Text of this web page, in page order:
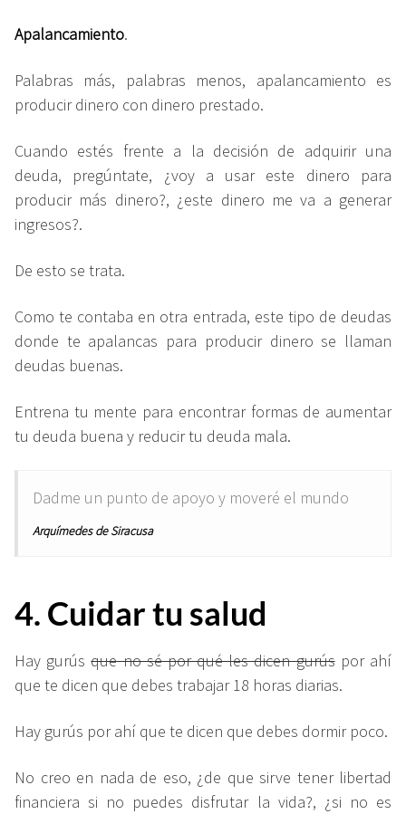
Apalancamiento.
Palabras más, palabras menos, apalancamiento es
producir dinero con dinero prestado.
Cuando estés frente a la decisión de adquirir una
deuda, pregúntate, ¿voy a usar este dinero para
producir más dinero?, ¿este dinero me va a generar
ingresos?.
De esto se trata.
Como te contaba en otra entrada, este tipo de deudas
donde te apalancas para producir dinero se llaman
deudas buenas.
Entrena tu mente para encontrar formas de aumentar
tu deuda buena y reducir tu deuda mala.
Dadme un punto de apoyo y moveré el mundo
Arquímedes de Siracusa
4. Cuidar tu salud
Hay gurúsque no sé por qué les dicen gurúspor ahí
que te dicen que debes trabajar 18 horas diarias.
Hay gurús por ahí que te dicen que debes dormir poco.
No creo en nada de eso, ¿de que sirve tener libertad
financiera si no puedes disfrutar la vida?, ¿si no es